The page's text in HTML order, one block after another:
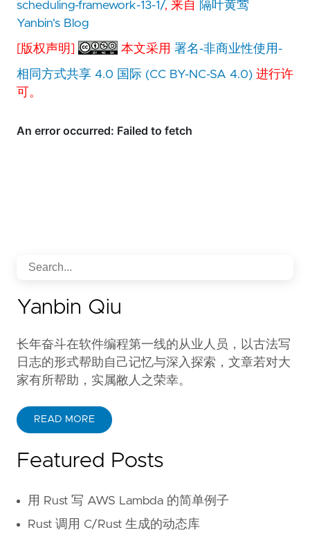
scheduling-framework-13-1/, 来自
隔叶黄莺
Yanbin's Blog
[版权声明] 本文采用署名-非商业性使用-
相同方式共享 4.0 国际 (CC BY-NC-SA 4.0) 进行许
可。
Yanbin Qiu
长年奋斗在软件编程第一线的从业人员，以古法写
日志的形式帮助自己记忆与深入探索，文章若对大
家有所帮助，实属敝人之荣幸。
READ MORE
Featured Posts
用 Rust 写 AWS Lambda 的简单例子
Rust 调用 C/Rust 生成的动态库